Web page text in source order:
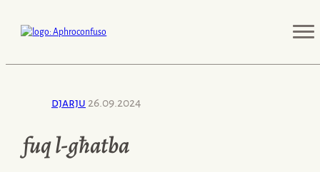
djarju 26.09.2024
fuql-għatba